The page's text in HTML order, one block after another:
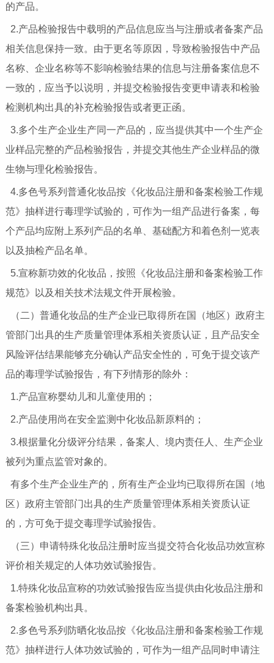
的产品。
2.产品检验报告中载明的产品信息应当与注册或者备案产品
相关信息保持一致。由于更名等原因，导致检验报告中产品
名称、企业名称等不影响检验结果的信息与注册备案信息不
一致的，应当予以说明，并提交检验报告变更申请表和检验
检测机构出具的补充检验报告或者更正函。
3.多个生产企业生产同一产品的，应当提供其中一个生产企
业样品完整的产品检验报告，并提交其他生产企业样品的微
生物与理化检验报告。
4.多色号系列普通化妆品按《化妆品注册和备案检验工作规
范》抽样进行毒理学试验的，可作为一组产品进行备案，每
个产品均应附上系列产品的名单、基础配方和着色剂一览表
以及抽检产品名单。
5.宣称新功效的化妆品，按照《化妆品注册和备案检验工作
规范》以及相关技术法规文件开展检验。
（二）普通化妆品的生产企业已取得所在国（地区）政府主
管部门出具的生产质量管理体系相关资质认证，且产品安全
风险评估结果能够充分确认产品安全性的，可免于提交该产
品的毒理学试验报告，有下列情形的除外：
1.产品宣称婴幼儿和儿童使用的；
2.产品使用尚在安全监测中化妆品新原料的；
3.根据量化分级评分结果，备案人、境内责任人、生产企业
被列为重点监管对象的。
有多个生产企业生产的，所有生产企业均已取得所在国（地
区）政府主管部门出具的生产质量管理体系相关资质认证
的，方可免于提交毒理学试验报告。
（三）申请特殊化妆品注册时应当提交符合化妆品功效宣称
评价相关规定的人体功效试验报告。
1.特殊化妆品宣称的功效试验报告应当提供由化妆品注册和
备案检验机构出具。
2.多色号系列防晒化妆品按《化妆品注册和备案检验工作规
范》抽样进行人体功效试验的，可作为一组产品同时申请注